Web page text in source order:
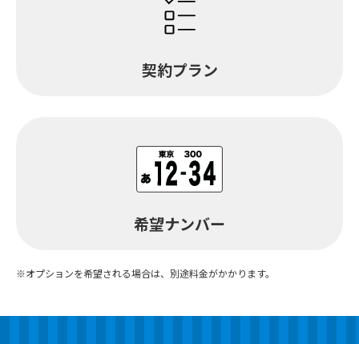
契約プラン
希望ナンバー
※オプションを希望される場合は、別途料金がかかります。